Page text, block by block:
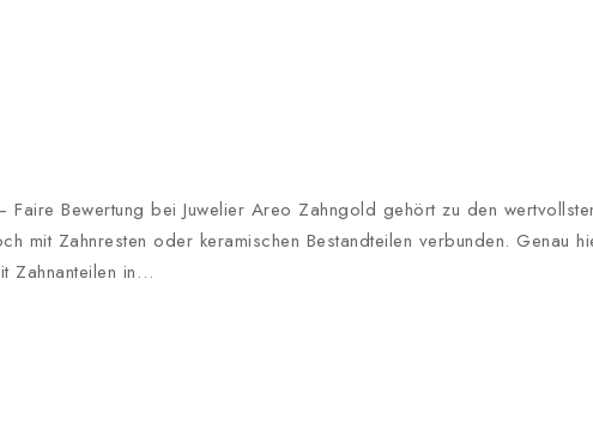
Bewertung bei Juwelier Areo Zahngold gehört zu den
mit Zahnresten oder keramischen Bestandteilen verbunden. Genau
Zahnanteilen in…